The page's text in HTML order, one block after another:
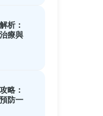
析：
療與
略：
防一